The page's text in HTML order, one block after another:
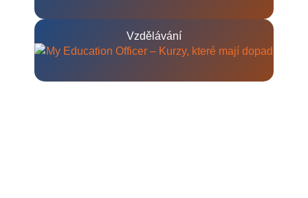
Vzdělávání